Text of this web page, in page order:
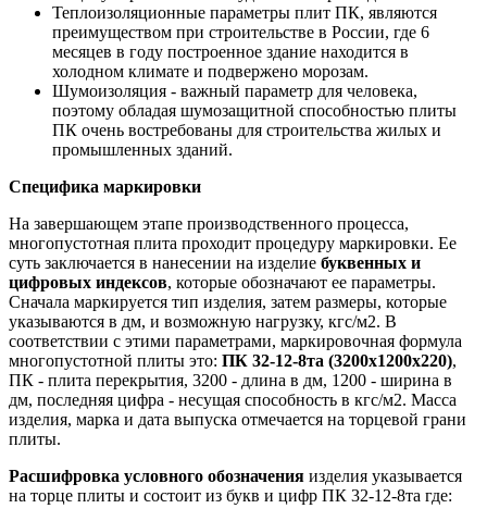
Теплоизоляционные параметры плит ПК, являются
преимуществом при строительстве в России, где 6
месяцев в году построенное здание находится в
холодном климате и подвержено морозам.
Шумоизоляция - важный параметр для человека,
поэтому обладая шумозащитной способностью плиты
ПК очень востребованы для строительства жилых и
промышленных зданий.
Специфика маркировки
На завершающем этапе производственного процесса,
многопустотная плита проходит процедуру маркировки. Ее
суть заключается в нанесении на изделие буквенных и
цифровых индексов, которые обозначают ее параметры.
Сначала маркируется тип изделия, затем размеры, которые
указываются в дм, и возможную нагрузку, кгс/м2. В
соответствии с этими параметрами, маркировочная формула
многопустотной плиты это: ПК 32-12-8та (3200х1200х220),
ПК - плита перекрытия, 3200 - длина в дм, 1200 - ширина в
дм, последняя цифра - несущая способность в кгс/м2. Масса
изделия, марка и дата выпуска отмечается на торцевой грани
плиты.
Расшифровка условного обозначения изделия указывается
на торце плиты и состоит из букв и цифр ПК 32-12-8та где: